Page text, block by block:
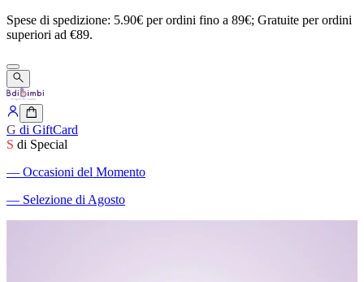
Spese di spedizione: 5.90€ perordini fino a 89€; Gratuite perordini
superiori ad €89.
G di GiftCard
S di Special
― Occasioni del Momento
― Selezione di Agosto